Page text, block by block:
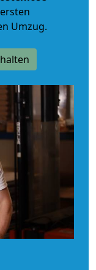
Umzug.